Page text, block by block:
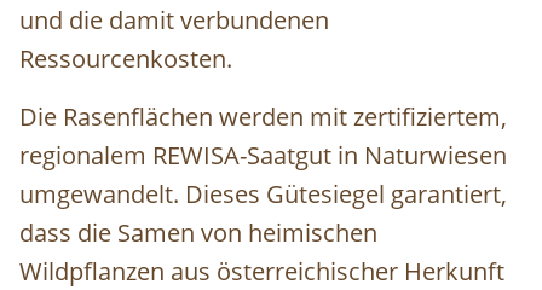
und die damit verbundenen
Ressourcenkosten.
Die Rasenflächen werden mit zertifiziertem,
regionalem REWISA-Saatgut in Naturwiesen
umgewandelt. Dieses Gütesiegel garantiert,
dass die Samen von heimischen
Wildpflanzen aus österreichischer Herkunft